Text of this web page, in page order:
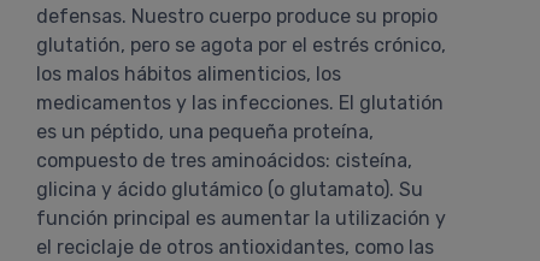
defensas. Nuestro cuerpo produce su propio
glutatión, pero se agota por el estrés crónico,
los malos hábitos alimenticios, los
medicamentos y las infecciones. El glutatión
es un péptido, una pequeña proteína,
compuesto de tres aminoácidos: cisteína,
glicina y ácido glutámico (o glutamato). Su
función principal es aumentar la utilización y
el reciclaje de otros antioxidantes, como las